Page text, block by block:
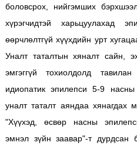
боловсрох, нийгэмших
хүрэгчидтэй харьцуулахад
өөрчлөлтгүй хүүхдийн урт
Уналт таталтын хяналт сайн,
эмгэггүй тохиолдолд
идиопатик эпилепси 5-9
уналт таталт аяндаа хянагдах
"Хүүхэд, өсвөр насны
эмнэл зүйн заавар"-т дурдсан